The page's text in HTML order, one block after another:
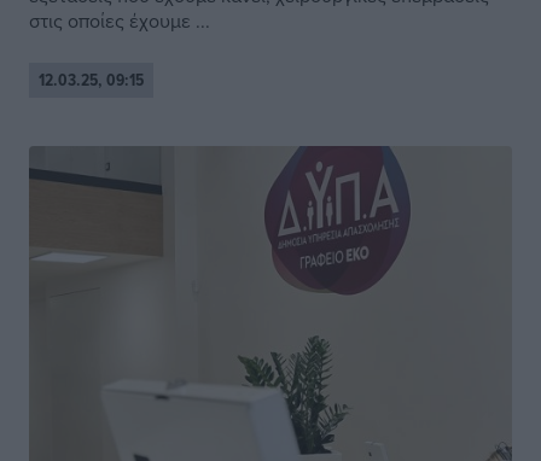
στις οποίες έχουμε ...
12.03.25, 09:15